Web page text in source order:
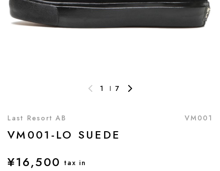
1 7
Last Resort AB VM001
VM001-LO SUEDE
¥16,500 tax in